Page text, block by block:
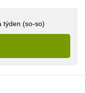
týden (so-so)